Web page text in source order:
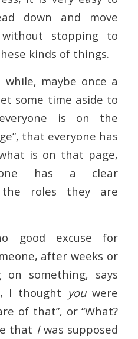
down and move
stopping to
kinds of things.
maybe once a
some time aside to
is on the
that everyone has
is on that page,
has a clear
the roles they are
good excuse for
after weeks or
something, says
I thought youwere
of that”, or “What?
that I was supposed